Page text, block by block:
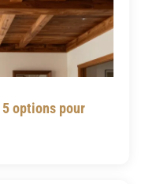
options pour